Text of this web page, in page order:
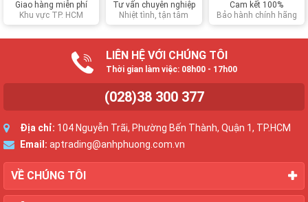
Giao hàng miễn phí
Khu vực TP. HCM
Tư vấn chuyên nghiệp
Nhiệt tình, tận tâm
Cam kết 100%
Bảo hành chính hãng
LIÊN HỆ VỚI CHÚNG TÔI
Thời gian làm việc: 08h00 - 17h00
(028)38 300 377
Địa chỉ: 104 Nguyễn Trãi, Phường Bến Thành, Quận 1, TP.HCM
Email: aptrading@anhphuong.com.vn
VỀ CHÚNG TÔI